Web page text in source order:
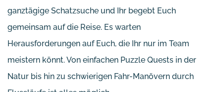
ganztägige Schatzsuche und Ihr begebt Euch
gemeinsam auf die Reise. Es warten
Herausforderungen auf Euch, die Ihr nur im Team
meistern könnt. Von einfachen Puzzle Quests in der
Natur bis hin zu schwierigen Fahr-Manövern durch